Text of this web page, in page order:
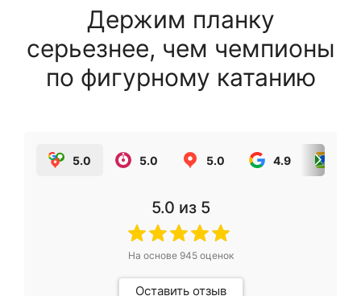
Держим планку
серьезнее, чем чемпионы
по фигурному катанию
5.0 5.0 5.0 4.9
5.0 из 5
На основе 945оценок
Оставить отзыв